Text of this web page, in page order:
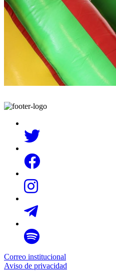
Correo institucional
Aviso de privacidad